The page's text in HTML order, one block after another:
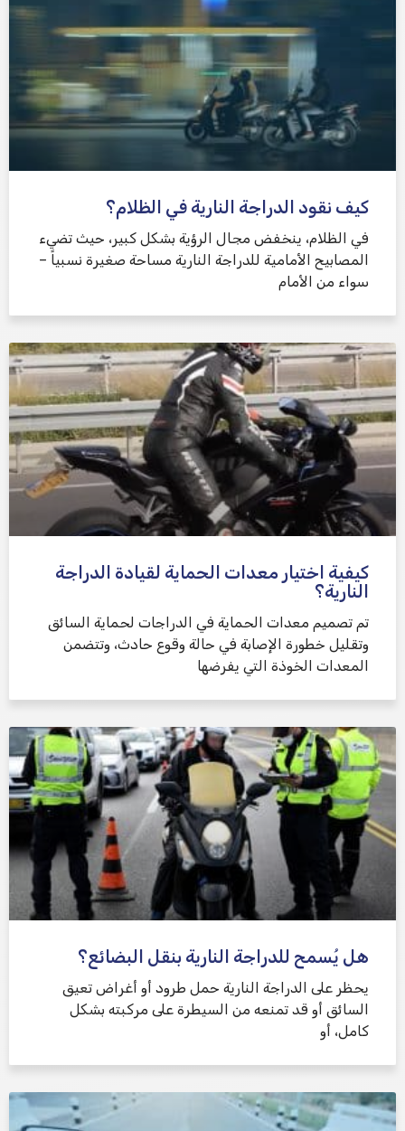
كيف نقود الدراجة النارية في الظلام؟
في الظلام، ينخفض ​​مجال الرؤية بشكل كبير، حيث تضيء
المصابيح الأمامية للدراجة النارية مساحة صغيرة نسبياً –
سواء من الأمام
كيفية اختيار معدات الحماية لقيادة الدراجة
النارية؟
تم تصميم معدات الحماية في الدراجات لحماية السائق
وتقليل خطورة الإصابة في حالة وقوع حادث، وتتضمن
المعدات الخوذة التي يفرضها
هل يُسمح للدراجة النارية بنقل البضائع؟
يحظر على الدراجة النارية حمل طرود أو أغراض تعيق
السائق أو قد تمنعه من السيطرة على مركبته بشكل
كامل، أو